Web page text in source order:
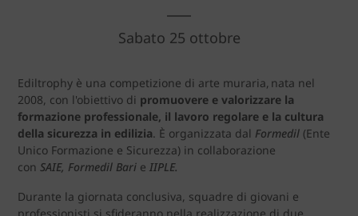
Sabato 25 ottobre
Ediltrophy è una competizione di arte muraria, nata nel
2008, con l'obiettivo di promuovere e valorizzare la
formazione professionale, il lavoro regolare e la cultura
della sicurezza in edilizia. È organizzata dal Formedil (Ente
Unico Formazione e Sicurezza) in collaborazione
con SAIE, Formedil Bari e IIPLE.
Durante la giornata conclusiva, squadre di giovani e